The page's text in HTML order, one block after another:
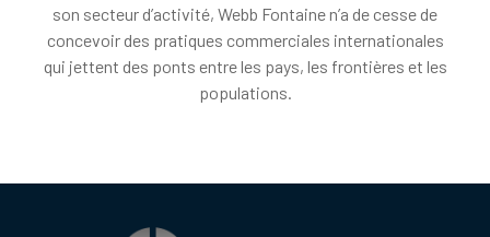
son secteur d’activité, Webb Fontaine n’a de cesse de
concevoir des pratiques commerciales internationales
qui jettent des ponts entre les pays, les frontières et les
populations.